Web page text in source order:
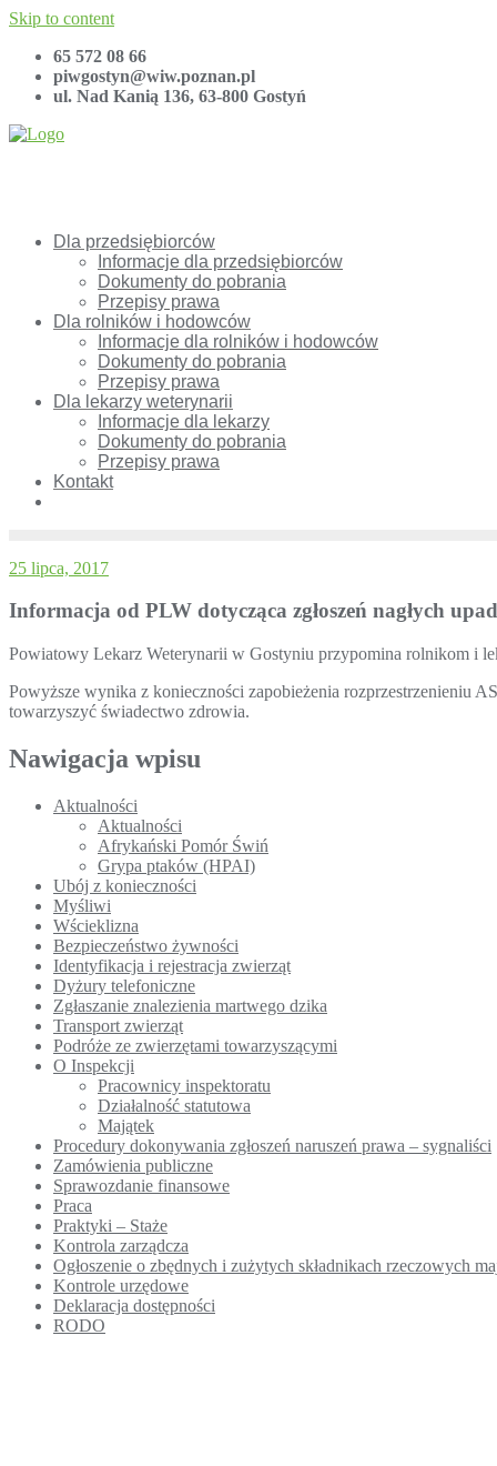
Skip to content
65 572 08 66
piwgostyn@wiw.poznan.pl
ul. Nad Kanią 136, 63-800 Gostyń
Dla przedsiębiorców
Informacje dla przedsiębiorców
Dokumenty do pobrania
Przepisy prawa
Dla rolników i hodowców
Informacje dla rolników i hodowców
Dokumenty do pobrania
Przepisy prawa
Dla lekarzy weterynarii
Informacje dla lekarzy
Dokumenty do pobrania
Przepisy prawa
Kontakt
25 lipca, 2017
Informacja od PLW dotycząca zgłoszeń nagłych
Powiatowy Lekarz Weterynarii w Gostyniu przypomina rolnikom i
Powyższe wynika z konieczności zapobieżenia rozprzestrzenieniu
towarzyszyć świadectwo zdrowia.
Nawigacja wpisu
Aktualności
Aktualności
Afrykański Pomór Świń
Grypa ptaków (HPAI)
Ubój z konieczności
Myśliwi
Wścieklizna
Bezpieczeństwo żywności
Identyfikacja i rejestracja zwierząt
Dyżury telefoniczne
Zgłaszanie znalezienia martwego dzika
Transport zwierząt
Podróże ze zwierzętami towarzyszącymi
O Inspekcji
Pracownicy inspektoratu
Działalność statutowa
Majątek
Procedury dokonywania zgłoszeń naruszeń prawa – sygnaliści
Zamówienia publiczne
Sprawozdanie finansowe
Praca
Praktyki – Staże
Kontrola zarządcza
Ogłoszenie o zbędnych i zużytych składnikach rzeczowych
Kontrole urzędowe
Deklaracja dostępności
RODO